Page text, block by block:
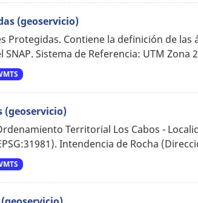
(geoservicio)
Protegidas. Contiene la definición de
Sistema de Referencia: UTM Zona
(geoservicio)
Territorial Los Cabos -
Intendencia de Rocha